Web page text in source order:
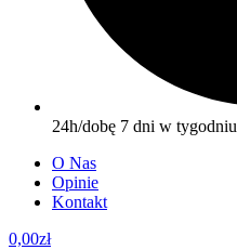
24h/dobę 7 dni w tygodniu
O Nas
Opinie
Kontakt
0,00zł